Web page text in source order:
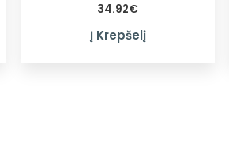
34.92€
Į Krepšelį